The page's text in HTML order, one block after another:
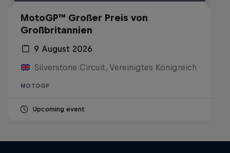
MotoGP™ Großer Preis von
Großbritannien
9 August 2026
Silverstone Circuit, Vereinigtes Königreich
MOTOGP
Upcoming event